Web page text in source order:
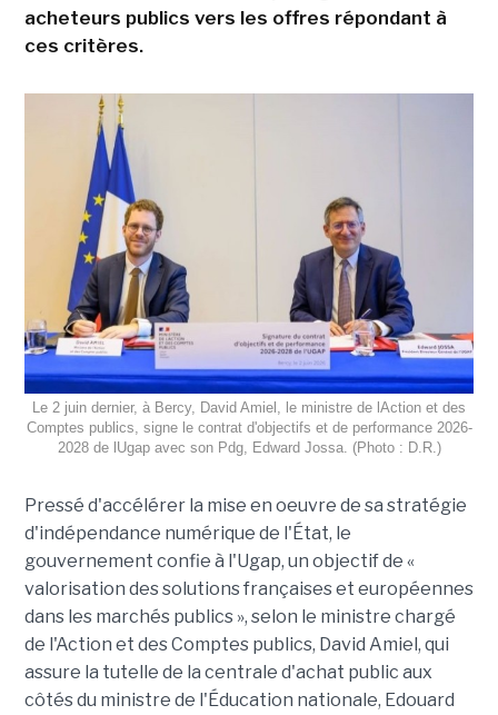
acheteurs publics vers les offres répondant à
ces critères.
Le 2 juin dernier, à Bercy, David Amiel, le ministre de lAction et des
Comptes publics, signe le contrat d'objectifs et de performance 2026-
2028 de lUgap avec son Pdg, Edward Jossa. (Photo : D.R.)
Pressé d'accélérer la mise en oeuvre de sa stratégie
d'indépendance numérique de l'État, le
gouvernement confie à l'Ugap, un objectif de «
valorisation des solutions françaises et européennes
dans les marchés publics », selon le ministre chargé
de l'Action et des Comptes publics, David Amiel, qui
assure la tutelle de la centrale d'achat public aux
côtés du ministre de l'Éducation nationale, Edouard